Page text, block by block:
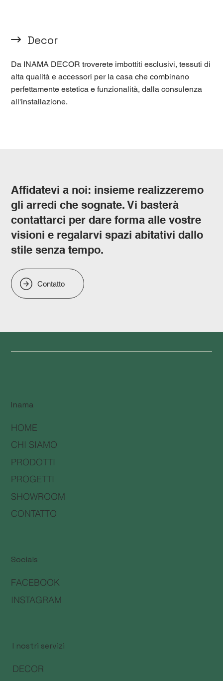
Decor
Da INAMA DECOR troverete imbottiti esclusivi, tessuti di
alta qualità e accessori per la casa che combinano
perfettamente estetica e funzionalità, dalla consulenza
all'installazione.
Affidatevi a noi: insieme realizzeremo
gli arredi che sognate. Vi basterà
contattarci per dare forma alle vostre
visioni e regalarvi spazi abitativi dallo
stile senza tempo.
Contatto
Inama
HOME
CHI SIAMO
PRODOTTI
PROGETTI
SHOWROOM
CONTATTO
I nostri servizi
DECOR
Socials
FACEBOOK
INSTAGRAM